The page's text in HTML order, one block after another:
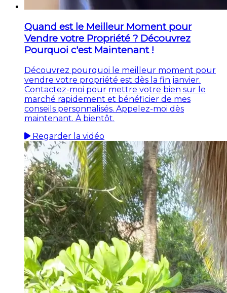
Quand est le Meilleur Moment pour
Vendre votre Propriété ? Découvrez
Pourquoi c'est Maintenant !
Découvrez pourquoi le meilleur moment pour
vendre votre propriété est dès la fin janvier.
Contactez-moi pour mettre votre bien sur le
marché rapidement et bénéficier de mes
conseils personnalisés. Appelez-moi dès
maintenant. À bientôt.
Regarder la vidéo